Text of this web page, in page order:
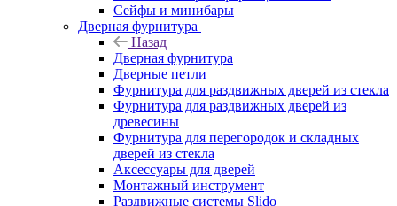
Сейфы и минибары
Дверная фурнитура
Назад
Дверная фурнитура
Дверные петли
Фурнитура для раздвижных дверей из стекла
Фурнитура для раздвижных дверей из
древесины
Фурнитура для перегородок и складных
дверей из стекла
Аксессуары для дверей
Монтажный инструмент
Раздвижные системы Slido